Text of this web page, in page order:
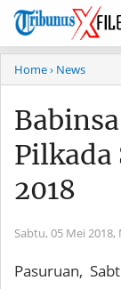
Home› News
Pilkada
2018
Sabtu, 05 Mei 2018,
Pasuruan,